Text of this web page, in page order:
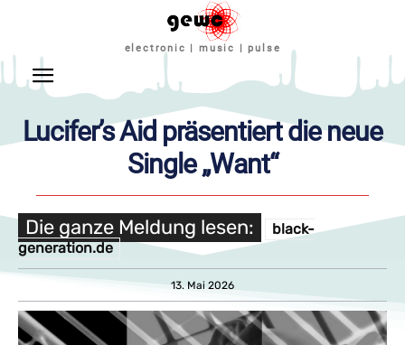
electronic | music | pulse
Lucifer’s Aid präsentiert die neue
Single „Want“
Die ganze Meldung lesen:
black-
generation.de
13. Mai 2026